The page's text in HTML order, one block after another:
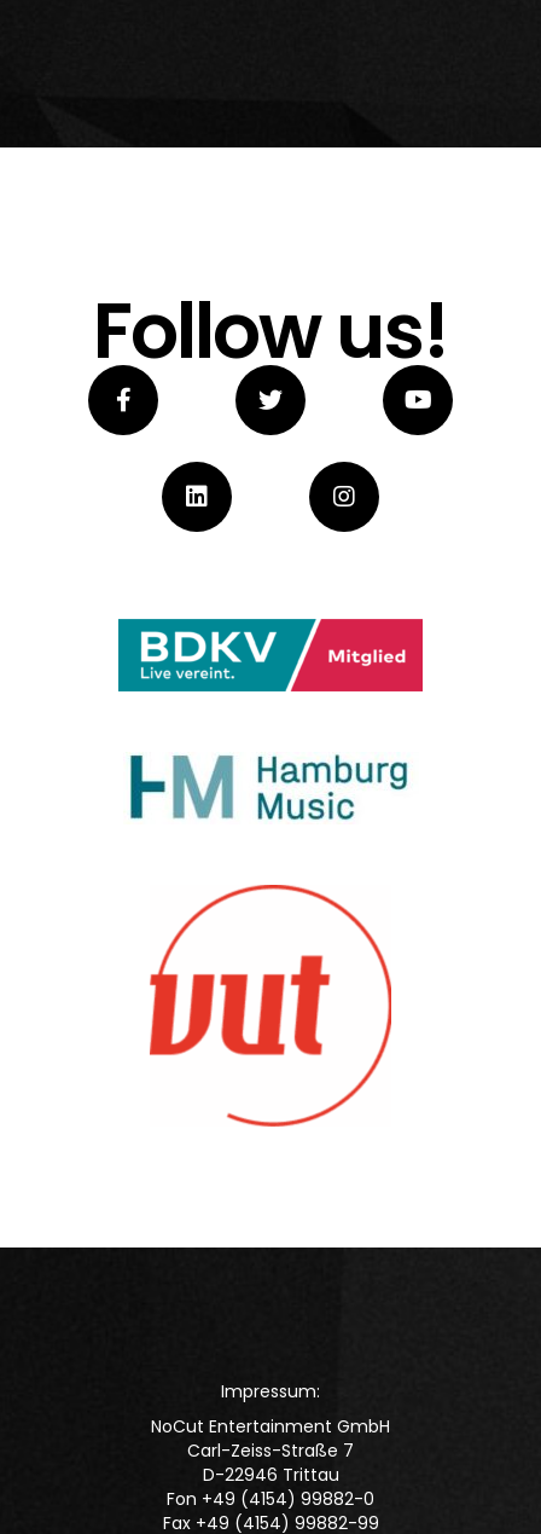
Follow us!
Impressum:
NoCut Entertainment GmbH
Carl-Zeiss-Straße 7
D-22946 Trittau
Fon +49 (4154) 99882-0
Fax +49 (4154) 99882-99